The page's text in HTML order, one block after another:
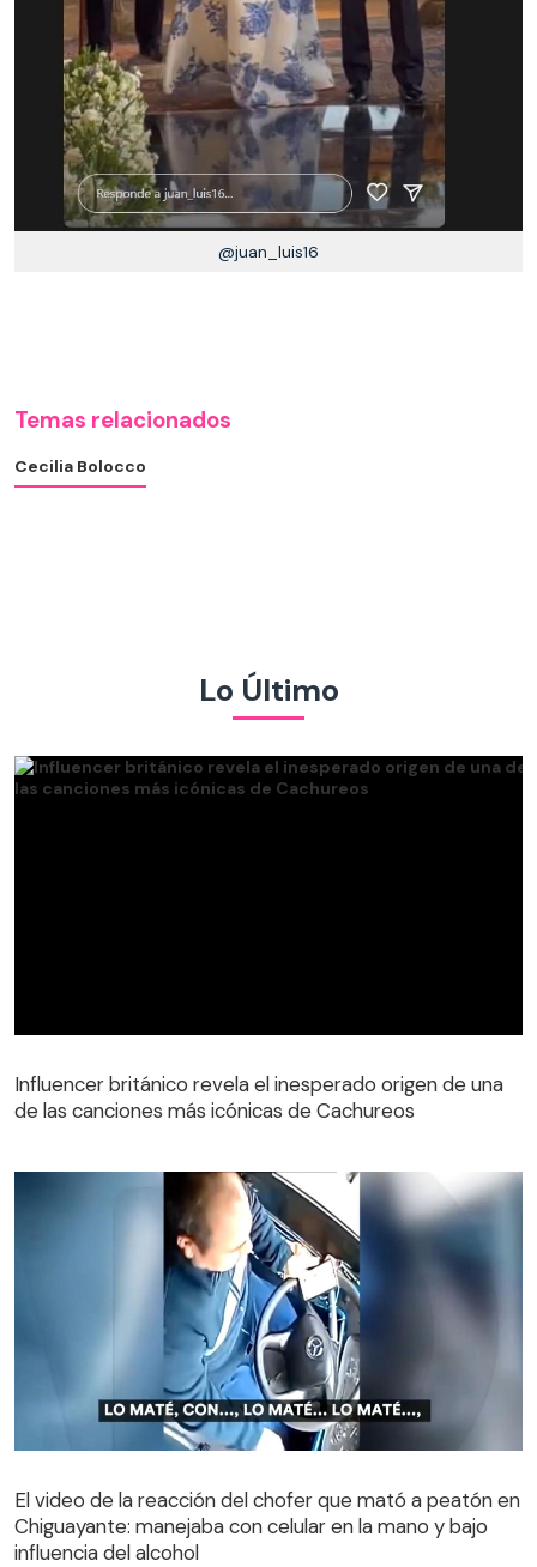
@juan_luis16
Temas relacionados
Cecilia Bolocco
Lo Último
Influencer británico revela el inesperado origen de una
de las canciones más icónicas de Cachureos
Chiguayante: manejaba con celular en la mano y bajo
influencia del alcohol
El video de la reacción del chofer que mató a peatón en
Chiguayante: manejaba con celular en la mano y bajo
influencia del alcohol